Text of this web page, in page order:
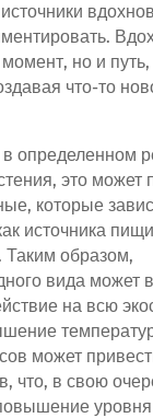
но и
что-то
определенном
это может
которые
источника
Таким образом,
вида может
на всю
может
что, в свою